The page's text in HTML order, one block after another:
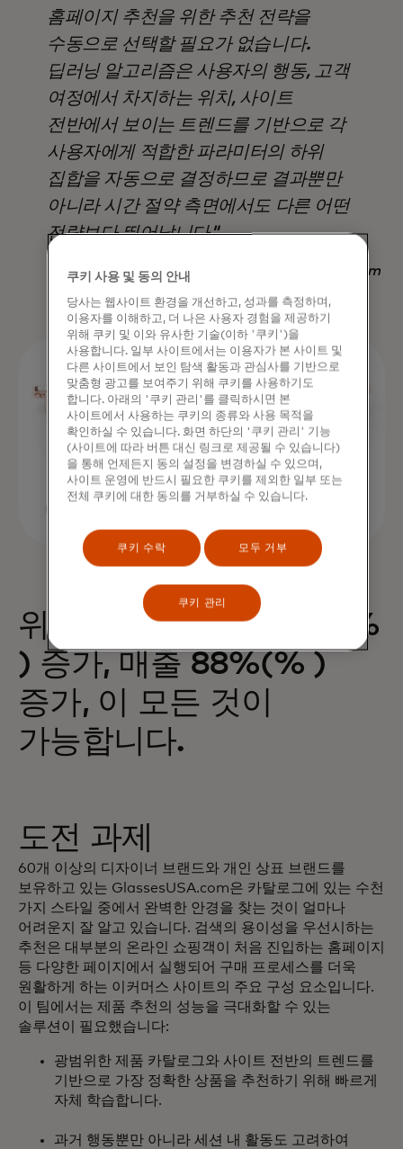
홈페이지 추천을 위한 추천 전략을
수동으로 선택할 필요가 없습니다.
딥러닝 알고리즘은 사용자의 행동, 고객
여정에서 차지하는 위치, 사이트
전반에서 보이는 트렌드를 기반으로 각
사용자에게 적합한 파라미터의 하위
집합을 자동으로 결정하므로 결과뿐만
아니라 시간 절약 측면에서도 다른 어떤
전략보다 뛰어납니다".
Nadav Yekutiel, Head of Data, GlassesUSA.com
위젯 하나로 구매 68%(%
) 증가, 매출 88%(% )
증가, 이 모든 것이
가능합니다.
도전 과제
60개 이상의 디자이너 브랜드와 개인 상표 브랜드를
보유하고 있는 GlassesUSA.com은 카탈로그에 있는 수천
가지 스타일 중에서 완벽한 안경을 찾는 것이 얼마나
어려운지 잘 알고 있습니다. 검색의 용이성을 우선시하는
추천은 대부분의 온라인 쇼핑객이 처음 진입하는 홈페이지
등 다양한 페이지에서 실행되어 구매 프로세스를 더욱
원활하게 하는 이커머스 사이트의 주요 구성 요소입니다.
이 팀에서는 제품 추천의 성능을 극대화할 수 있는
솔루션이 필요했습니다:
광범위한 제품 카탈로그와 사이트 전반의 트렌드를
기반으로 가장 정확한 상품을 추천하기 위해 빠르게
자체 학습합니다.
과거 행동뿐만 아니라 세션 내 활동도 고려하여
쿠키 사용 및 동의 안내
당사는 웹사이트 환경을 개선하고, 성과를 측정하며,
이용자를 이해하고, 더 나은 사용자 경험을 제공하기
위해 쿠키 및 이와 유사한 기술(이하 '쿠키')을
사용합니다. 일부 사이트에서는 이용자가 본 사이트 및
다른 사이트에서 보인 탐색 활동과 관심사를 기반으로
맞춤형 광고를 보여주기 위해 쿠키를 사용하기도
합니다. 아래의 '쿠키 관리'를 클릭하시면 본
사이트에서 사용하는 쿠키의 종류와 사용 목적을
확인하실 수 있습니다. 화면 하단의 '쿠키 관리' 기능
(사이트에 따라 버튼 대신 링크로 제공될 수 있습니다)
을 통해 언제든지 동의 설정을 변경하실 수 있으며,
사이트 운영에 반드시 필요한 쿠키를 제외한 일부 또는
전체 쿠키에 대한 동의를 거부하실 수 있습니다.
쿠키 수락 모두 거부
쿠키 관리